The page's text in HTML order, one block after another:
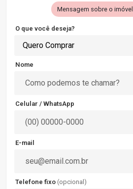
Mensagem sobre o imóvel
O que você deseja?
Quero Comprar
Nome
Celular / WhatsApp
E-mail
Telefone fixo (opcional)